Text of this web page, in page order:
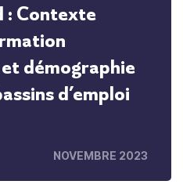
: Contexte
démographie
d’emploi
NOVEMBRE 2023